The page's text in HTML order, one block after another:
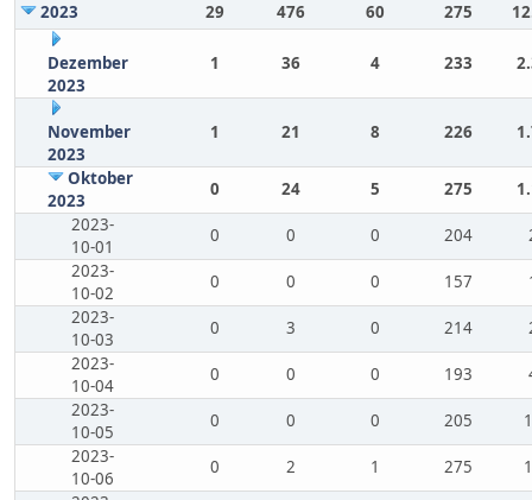
2023
29 476 60 275
Dezember
2023
1 36 4 233
November
2023
1 21 8 226
Oktober
2023
0 24 5 275
2023-
10-01
0 0 0 204
2023-
10-02
0 0 0 157
2023-
10-03
0 3 0 214
2023-
10-04
0 0 0 193
2023-
10-05
0 0 0 205
2023-
10-06
0 2 1 275